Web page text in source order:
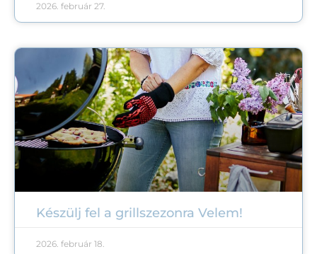
2026. február 27.
Készülj fel a grillszezonra Velem!
2026. február 18.